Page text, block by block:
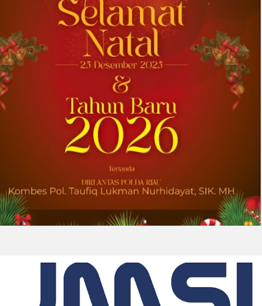
DOWNERS GROVE, Illinois, Aug. 01, 2026
(GLOBE NEWSWIRE) -- Univar Solutions LLC
(“Univar Solutions” atau “Perusahaan”),
penyedia solusi global terkemuka bagi
pengguna bahan baku dan bahan kimia...
2026-07-31 22:21:10| Source:
Lantronix dan Swarmer Berkolaborasi
Kustom untuk Sistem Pesawat Udara
Nirawak (UAS) Grup 1
IRVINE, California, Aug. 01, 2026 (GLOBE
NEWSWIRE) -- Lantronix Inc. (Nasdaq: LTRX),
penyedia global solusi Edge AI dan Industrial